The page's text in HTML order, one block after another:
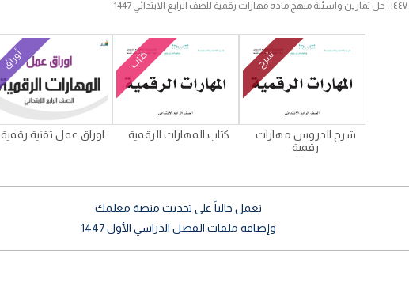
شرح
شرح الدروس مهارات
رقمية
كتاب
كتاب المهارات الرقمية
أوراق
اوراق عمل تقنية رقمية
نعمل حالياً على تحديث منصة معلمك
وإضافة ملفات الفصل الدراسي الأول 1447